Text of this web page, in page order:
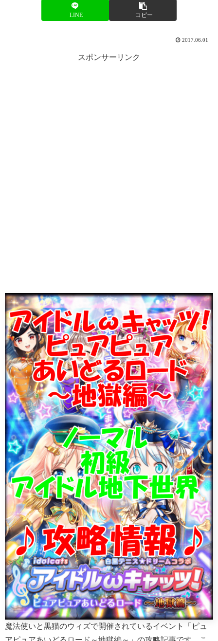
LINE コピー
2017.06.01
スポンサーリンク
魔法使いと黒猫のウィズで開催されているイベント「ピュ